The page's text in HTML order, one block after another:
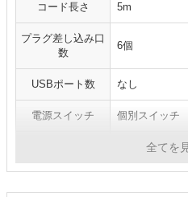
コード長さ 5m
プラグ差し込み口
数
6個
USBポート数 なし
電源スイッチ 個別スイッチ
全てを